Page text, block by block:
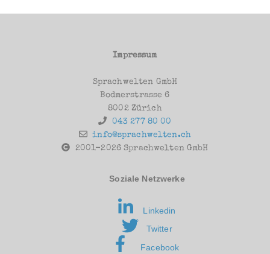
Impressum
Sprachwelten GmbH
Bodmerstrasse 6
8002 Zürich
043 277 80 00
info@sprachwelten.ch
2001-2026 Sprachwelten GmbH
Soziale Netzwerke
Linkedin
Twitter
Facebook